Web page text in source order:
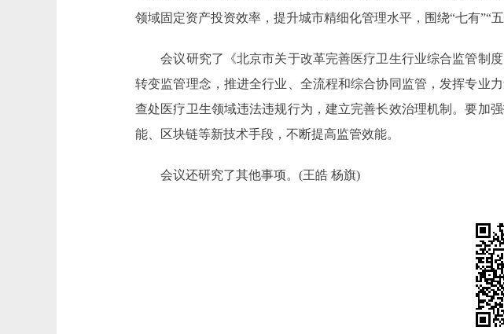
领域固定资产投资效率，提升城市精细化管理水平，围绕“七有”“
会议研究了《北京市关于改革完善医疗卫生行业综合监管制度
转变监管理念，推进全行业、全流程和综合协同监管，发挥专业
查处医疗卫生领域违法违规行为，建立完善长效治理机制。要加
能、区块链等新技术手段，不断提高监管效能。
会议还研究了其他事项。(王皓 杨旗)